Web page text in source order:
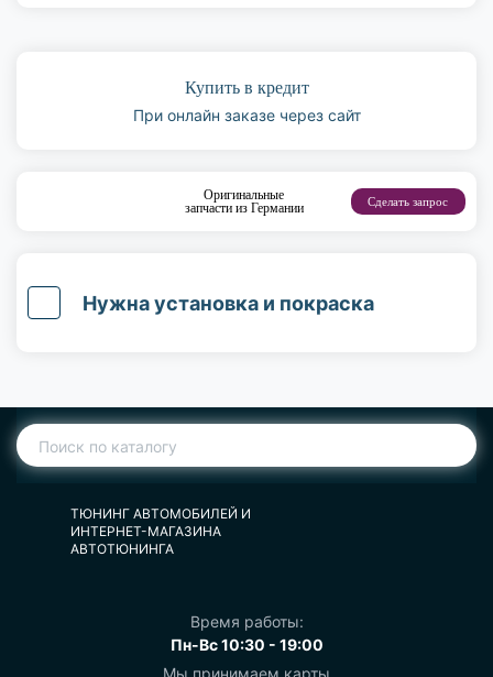
Купить в кредит
При онлайн заказе через сайт
Оригинальные
запчасти из Германии
Сделать запрос
Нужна установка и покраска
ТЮНИНГ АВТОМОБИЛЕЙ И
ИНТЕРНЕТ-МАГАЗИНА
АВТОТЮНИНГА
Время работы:
Пн-Вс 10:30 - 19:00